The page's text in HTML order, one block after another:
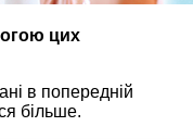
цих
в попередній
більше.